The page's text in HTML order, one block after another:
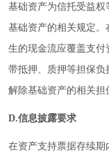
基础资产为信托受益
基础资产的相关规定
生的现金流应覆盖支
带抵押、质押等担保
解除基础资产的相关担
D.信息披露要求
在资产支持票据存续